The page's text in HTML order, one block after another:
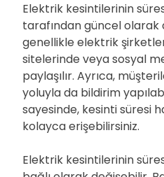
Elektrik kesintilerinin
tarafından güncel olarak
genellikle elektrik
sitelerinde veya sosyal
paylaşılır. Ayrıca,
yoluyla da bildirim
sayesinde, kesinti süresi
kolayca erişebilirsiniz.
Elektrik kesintilerinin